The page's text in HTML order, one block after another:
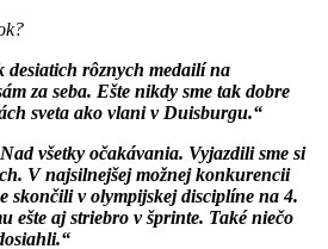
desiatich rôznych medailí na
za seba. Ešte nikdy sme tak dobre
sveta ako vlani v Duisburgu.“
všetky očakávania. Vyjazdili sme si
V najsilnejšej možnej konkurencii
skončili v olympijskej disciplíne na 4.
ešte aj striebro v šprinte. Také niečo